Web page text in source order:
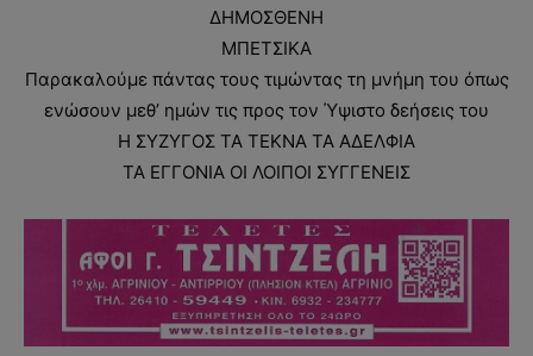
ΔΗΜΟΣΘΕΝΗ
ΜΠΕΤΣΙΚΑ
Παρακαλούμε πάντας τους τιμώντας τη μνήμη του όπως
ενώσουν μεθ’ ημών τις προς τον Ύψιστο δεήσεις του
Η ΣΥΖΥΓΟΣ ΤΑ ΤΕΚΝΑ ΤΑ ΑΔΕΛΦΙΑ
ΤΑ ΕΓΓΟΝΙΑ ΟΙ ΛΟΙΠΟΙ ΣΥΓΓΕΝΕΙΣ